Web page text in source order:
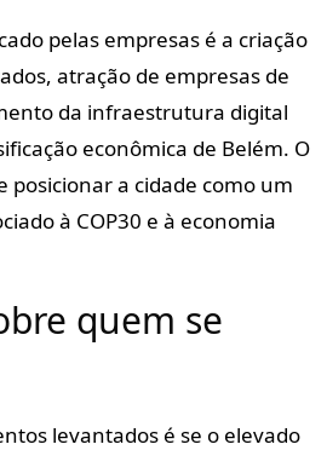
pelas empresas é a criação
atração de empresas de
da infraestrutura digital
econômica de Belém. O
posicionar a cidade como um
à COP30 e à economia
quem se
levantados é se o elevado